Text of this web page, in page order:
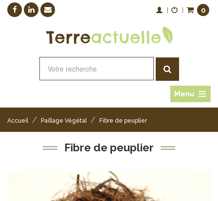
0
Menu
Accueil / Paillage Végétal / Fibre de peuplier
Fibre de peuplier